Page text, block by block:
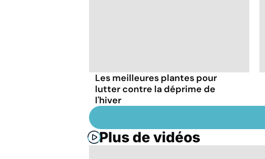
Les meilleures plantes pour
lutter contre la déprime de
l'hiver
Plus de vidéos